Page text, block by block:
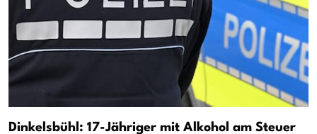
Dinkelsbühl: 17-Jähriger mit Alkohol am Steuer